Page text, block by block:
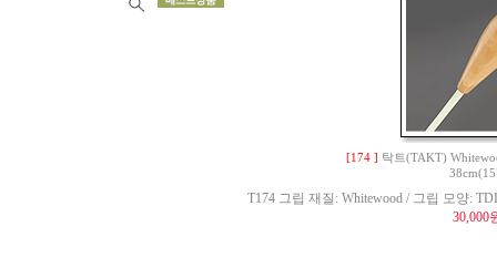
[174 ] 탁트(TAKT)
T174 그립 재질: Whitewood / 그립 모양:
30,000